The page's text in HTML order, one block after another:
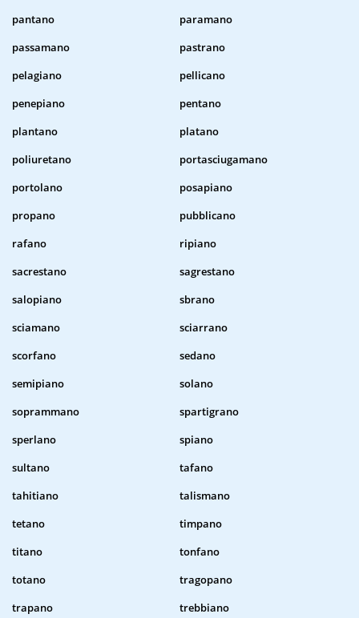
pantano
paramano
passamano
pastrano
pelagiano
pellicano
penepiano
pentano
plantano
platano
poliuretano
portasciugamano
portolano
posapiano
propano
pubblicano
rafano
ripiano
sacrestano
sagrestano
salopiano
sbrano
sciamano
sciarrano
scorfano
sedano
semipiano
solano
soprammano
spartigrano
sperlano
spiano
sultano
tafano
tahitiano
talismano
tetano
timpano
titano
tonfano
totano
tragopano
trapano
trebbiano